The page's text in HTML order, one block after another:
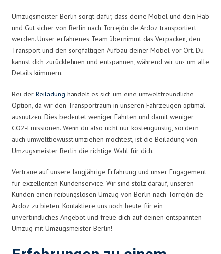
Umzugsmeister Berlin sorgt dafür, dass deine Möbel und dein Hab
und Gut sicher von Berlin nach Torrejón de Ardoz transportiert
werden. Unser erfahrenes Team übernimmt das Verpacken, den
Transport und den sorgfältigen Aufbau deiner Möbel vor Ort. Du
kannst dich zurücklehnen und entspannen, während wir uns um alle
Details kümmern.
Bei der Beiladung handelt es sich um eine umweltfreundliche
Option, da wir den Transportraum in unseren Fahrzeugen optimal
ausnutzen. Dies bedeutet weniger Fahrten und damit weniger
CO2-Emissionen. Wenn du also nicht nur kostengünstig, sondern
auch umweltbewusst umziehen möchtest, ist die Beiladung von
Umzugsmeister Berlin die richtige Wahl für dich.
Vertraue auf unsere langjährige Erfahrung und unser Engagement
für exzellenten Kundenservice. Wir sind stolz darauf, unseren
Kunden einen reibungslosen Umzug von Berlin nach Torrejón de
Ardoz zu bieten. Kontaktiere uns noch heute für ein
unverbindliches Angebot und freue dich auf deinen entspannten
Umzug mit Umzugsmeister Berlin!